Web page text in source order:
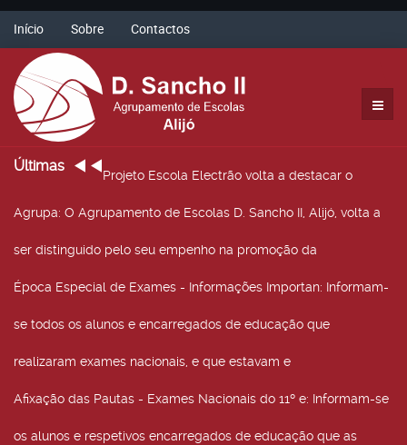
Início Sobre Contactos
Últimas
Projeto Escola Electrão volta a destacar o
Agrupa: O Agrupamento de Escolas D. Sancho II, Alijó, volta a
ser distinguido pelo seu empenho na promoção da
Época Especial de Exames - Informações Importan: Informam-
se todos os alunos e encarregados de educação que
realizaram exames nacionais, e que estavam e
Afixação das Pautas - Exames Nacionais do 11º e: Informam-se
os alunos e respetivos encarregados de educação que as